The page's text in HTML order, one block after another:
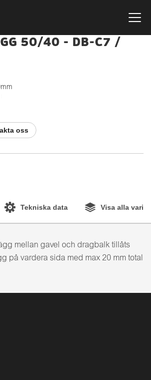
50/40 - DB-C7 /
oss
Tekniska data Visa alla
mellan gavel och dragbalk tillåts
på vardera sida med max 20 mm total